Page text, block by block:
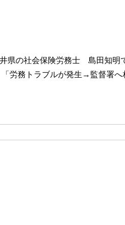
県の社会保険労務士 島田知明
「労務トラブルが発生→監督署